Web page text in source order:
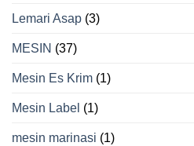
Lemari Asap (3)
MESIN (37)
Mesin Es Krim (1)
Mesin Label (1)
mesin marinasi (1)